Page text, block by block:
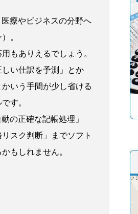
療やビジネスの分野へ
。
もありえるでしょう。
い仕訳を予測」とか
いう手間が少し省ける
す。
の正確な記帳処理」
スク判断」までソフト
もしれません。